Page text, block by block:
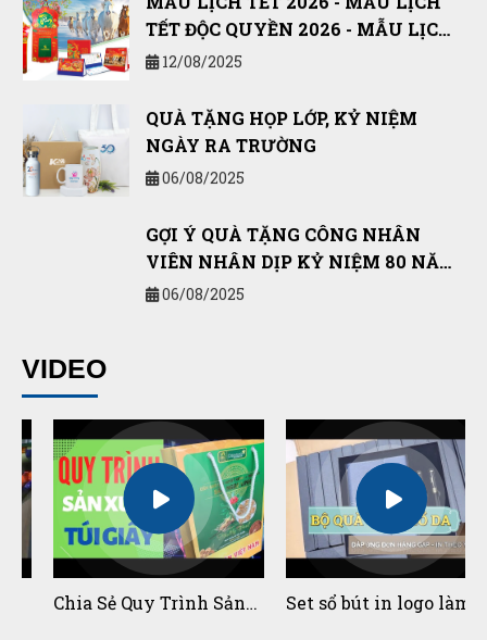
TẾT ĐỘC QUYỀN 2026 - MẪU LỊCH
TẾT NĂM BÍNH NGỌ 2026
12/08/2025
QUÀ TẶNG HỌP LỚP, KỶ NIỆM
NGÀY RA TRƯỜNG
06/08/2025
GỢI Ý QUÀ TẶNG CÔNG NHÂN
VIÊN NHÂN DỊP KỶ NIỆM 80 NĂM
QUỐC KHÁNH 2/9 VÀ CÁCH MẠNG
THÁNG TÁM
06/08/2025
NHỮNG LƯU Ý KHI CHỌN GIẤY IN
BILL / GIẤY IN HÓA ĐƠN
23/04/2025
MẸO BẢO QUẢN GIẤY IN BILL /
GIẤY IN HÓA ĐƠN
VIDEO
Chia Sẻ Quy Trình Sản
Set sổ bút in logo làm